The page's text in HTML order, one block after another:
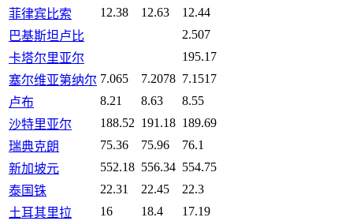
菲律宾比索
12.38 12.63
12.44
巴基斯坦卢比
2.507
卡塔尔里亚尔
195.17
塞尔维亚第纳尔 7.065 7.2078 7.1517
卢布
8.21 8.63
8.55
沙特里亚尔
188.52 191.18 189.69
瑞典克朗
75.36 75.96
76.1
新加坡元
552.18 556.34 554.75
泰国铢
22.31 22.45
22.3
土耳其里拉
16 18.4
17.19